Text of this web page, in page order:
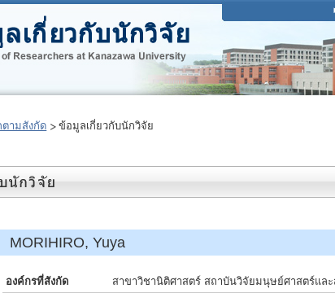
ตามสังกัด ข้อมูลเกี่ยวกับนักวิจัย
Yuya
องค์กรที่สังกัด
สาขาวิชานิติศาสตร์ สถาบันวิจัยมนุษย์ศาสตร์แล